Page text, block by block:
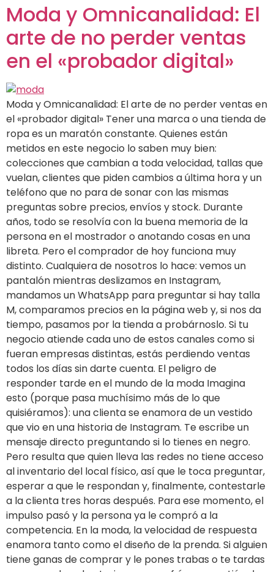
Moda y Omnicanalidad: El
arte de no perder ventas
en el «probador digital»
Moda y Omnicanalidad: El arte de no perder ventas en
el «probador digital» Tener una marca o una tienda de
ropa es un maratón constante. Quienes están
metidos en este negocio lo saben muy bien:
colecciones que cambian a toda velocidad, tallas que
vuelan, clientes que piden cambios a última hora y un
teléfono que no para de sonar con las mismas
preguntas sobre precios, envíos y stock. Durante
años, todo se resolvía con la buena memoria de la
persona en el mostrador o anotando cosas en una
libreta. Pero el comprador de hoy funciona muy
distinto. Cualquiera de nosotros lo hace: vemos un
pantalón mientras deslizamos en Instagram,
mandamos un WhatsApp para preguntar si hay talla
M, comparamos precios en la página web y, si nos da
tiempo, pasamos por la tienda a probárnoslo. Si tu
negocio atiende cada uno de estos canales como si
fueran empresas distintas, estás perdiendo ventas
todos los días sin darte cuenta. El peligro de
responder tarde en el mundo de la moda Imagina
esto (porque pasa muchísimo más de lo que
quisiéramos): una clienta se enamora de un vestido
que vio en una historia de Instagram. Te escribe un
mensaje directo preguntando si lo tienes en negro.
Pero resulta que quien lleva las redes no tiene acceso
al inventario del local físico, así que le toca preguntar,
esperar a que le respondan y, finalmente, contestarle
a la clienta tres horas después. Para ese momento, el
impulso pasó y la persona ya le compró a la
competencia. En la moda, la velocidad de respuesta
enamora tanto como el diseño de la prenda. Si alguien
tiene ganas de comprar y le pones trabas o te tardas